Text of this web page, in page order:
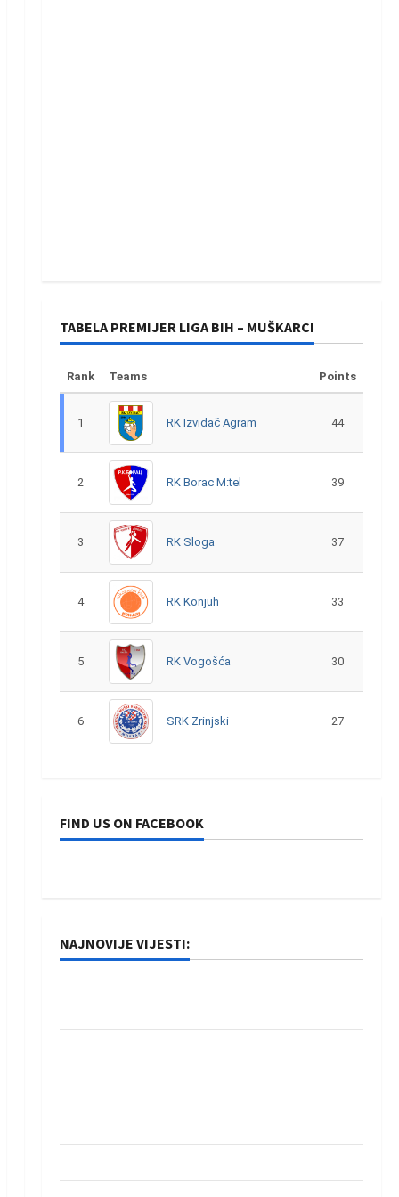
TABELA PREMIJER LIGA BIH – MUŠKARCI
Rank Teams Points
1 RK Izviđač Agram 44
2 RK Borac M:tel 39
3 RK Sloga 37
4 RK Konjuh 33
5 RK Vogošća 30
6 SRK Zrinjski 27
FIND US ON FACEBOOK
NAJNOVIJE VIJESTI: